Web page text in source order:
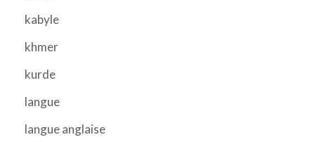
kabyle
khmer
kurde
langue
langue anglaise